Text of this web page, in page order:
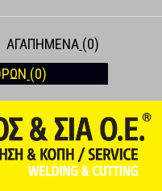
ΑΓΑΠΗΜΈΝΑ (0)
(0)